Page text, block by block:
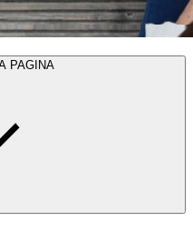
PAGINA